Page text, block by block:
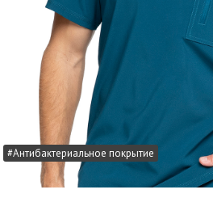
#Антибактериальное покрытие